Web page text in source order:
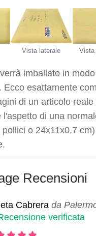
Vista laterale Vista
imballato in
Ecco esattamente
di un articolo
l'aspetto di una
o 24x11x0,7
Recensioni
Cabrera da
verificata